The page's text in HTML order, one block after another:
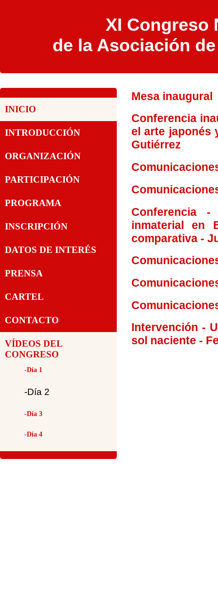
XI Congreso
de la Asociación
INICIO
INTRODUCCIÓN
ORGANIZACIÓN
PARTICIPACIÓN
PROGRAMA
INSCRIPCIÓN
DATOS DE INTERÉS
PRENSA
CARTEL
CONTACTO
VÍDEOS DEL
CONGRESO
-Día 1
-Día 2
-Día 3
-Día 4
Mesa inaugural
Conferencia
el arte japonés
Gutiérrez
Conferencia
inmaterial en
comparativa -
Intervención -
sol naciente -